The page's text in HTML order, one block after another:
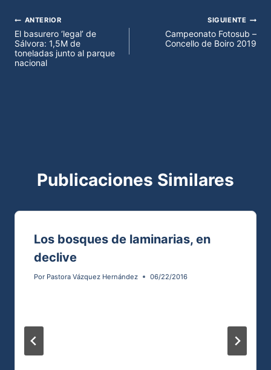
Navegación
de
ANTERIOR
El basurero ‘legal’ de
Sálvora: 1,5M de
toneladas junto al parque
nacional
SIGUIENTE
Campeonato Fotosub –
Concello de Boiro 2019
Publicaciones Similares
Los bosques de laminarias, en
declive
Por Pastora Vázquez Hernández 06/22/2016